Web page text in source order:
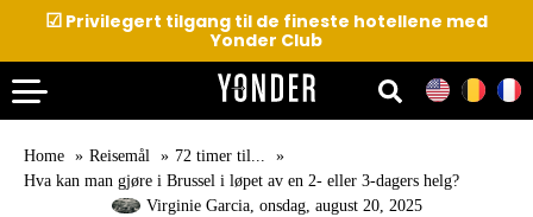
☑ Privilegert tilgang til de fineste hotellene med
Yonder Club
Home Reisemål
72 timer til...
Hva kan man gjøre i Brussel i løpet av en 2- eller 3-dagers helg?
Virginie Garcia, onsdag, august 20, 2025